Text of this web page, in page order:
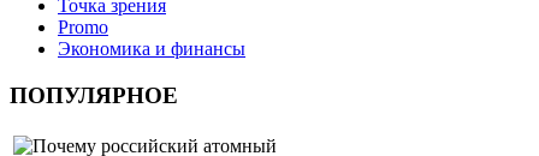
Точка зрения
Promo
Экономика и финансы
ПОПУЛЯРНОЕ